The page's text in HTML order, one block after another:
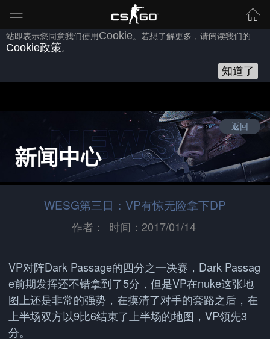
为向您提供良好的网站使用体验，完美世界网站会使用自身或第三方
，以作为安全、技术、分析、推广等之用。继续浏览本网
站即表示您同意我们使用Cookie。若想了解更多，请阅读我们的
Cookie政策。
知道了
返回
WESG第三日：VP有惊无险拿下DP
作者： 时间：2017/01/14
VP对阵Dark Passage的四分之一决赛，Dark Passag
e前期发挥还不错拿到了5分，但是VP在nuke这张地
图上还是非常的强势，在摸清了对手的套路之后，在
上半场双方以9比6结束了上半场的地图，VP领先3
分。